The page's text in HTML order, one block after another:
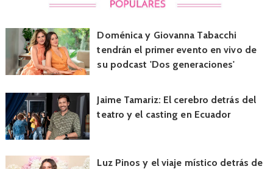
Doménica y Giovanna Tabacchi
tendrán el primer evento en vivo de
su podcast 'Dos generaciones'
Jaime Tamariz: El cerebro detrás del
teatro y el casting en Ecuador
Luz Pinos y el viaje místico detrás de